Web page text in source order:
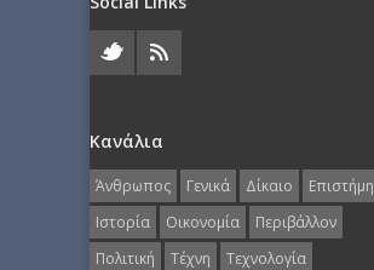
Κανάλια
Άνθρωπος Γενικά Δίκαιο
Επιστήμη
Ιστορία
Οικονομία
Περιβάλλον
Πολιτική
Τέχνη Τεχνολογία